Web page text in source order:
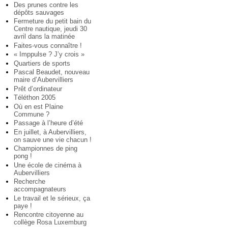
Des prunes contre les
dépôts sauvages
Fermeture du petit bain du
Centre nautique, jeudi 30
avril dans la matinée
Faites-vous connaître !
« Imppulse ? J’y crois »
Quartiers de sports
Pascal Beaudet, nouveau
maire d’Aubervilliers
Prêt d’ordinateur
Téléthon 2005
Où en est Plaine
Commune ?
Passage à l’heure d’été
En juillet, à Aubervilliers,
on sauve une vie chacun !
Championnes de ping
pong !
Une école de cinéma à
Aubervilliers
Recherche
accompagnateurs
Le travail et le sérieux, ça
paye !
Rencontre citoyenne au
collège Rosa Luxemburg